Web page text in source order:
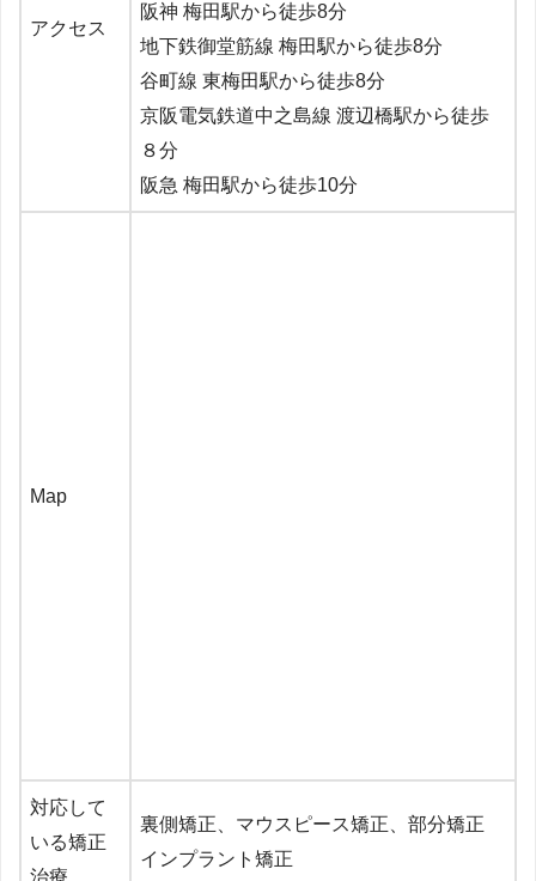
アクセス
阪神 梅田駅から徒歩8分
地下鉄御堂筋線 梅田駅から徒歩8分
谷町線 東梅田駅から徒歩8分
京阪電気鉄道中之島線 渡辺橋駅から徒歩
８分
阪急 梅田駅から徒歩10分
Map
対応して
いる矯正
裏側矯正、 マウスピース矯正、部分矯正
インプラント矯正